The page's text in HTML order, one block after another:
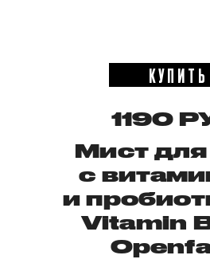
КУПИТЬ
1190
Мист для
с
и
Vitamin